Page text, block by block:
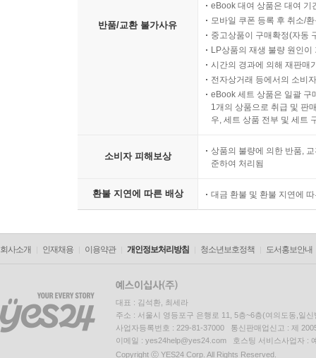
반품/교환 불가사유
eBook 대여 상품은 대여 기
모바일 쿠폰 등록 후 취소/
중고상품이 구매확정(자동
LP상품의 재생 불량 원인
시간의 경과에 의해 재판매
전자상거래 등에서의 소비
eBook 세트 상품은 일괄 구
1개의 상품으로 취급 및 판
우, 세트 상품 전부 및 세트
소비자 피해보상
상품의 불량에 의한 반품,
준하여 처리됨
환불 지연에 따른 배상 대금 환불 및 환불 지연에
회사소개 인재채용 이용약관 개인정보처리방침 청소년보호정책 도서홍보안내
대표 : 김석환, 최세라
주소 : 서울시 영등포구 은행로 11, 5층~6층(여의도동,일신
사업자등록번호 : 229-81-37000 통신판매업신고 : 제
이메일 : yes24help@yes24.com 호스팅 서비스사업자 :
Copyright ⓒ YES24 Corp. All Rights Reserved.